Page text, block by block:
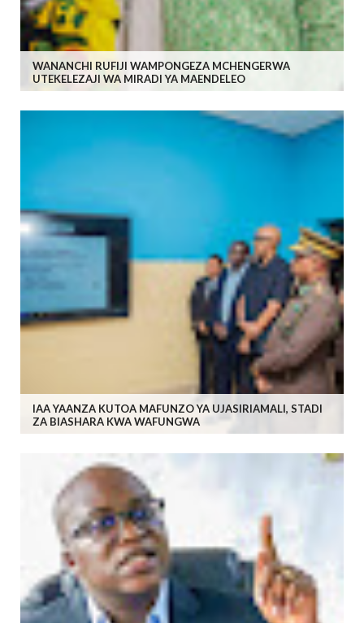
WANANCHI RUFIJI WAMPONGEZA MCHENGERWA
UTEKELEZAJI WA MIRADI YA MAENDELEO
IAA YAANZA KUTOA MAFUNZO YA UJASIRIAMALI, STADI
ZA BIASHARA KWA WAFUNGWA